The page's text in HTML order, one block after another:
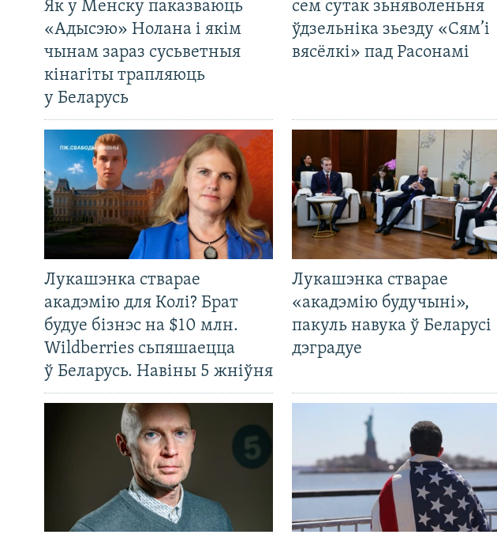
Як у Менску паказваюць
«Адысэю» Нолана і якім
чынам зараз сусьветныя
кінагіты трапляюць
у Беларусь
сем сутак зьняволеньня
ўдзельніка зьезду «Сям’і
вясёлкі» пад Расонамі
Лукашэнка стварае
акадэмію для Колі? Брат
будуе бізнэс на $10 млн.
Wildberries сьпяшаецца
ў Беларусь. Навіны 5 жніўня
Лукашэнка стварае
«акадэмію будучыні»,
пакуль навука ў Беларусі
дэградуе